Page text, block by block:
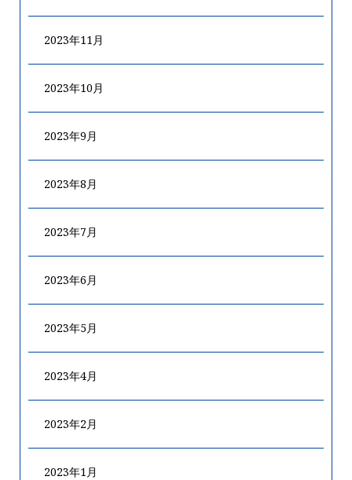
2023年11月
2023年10月
2023年9月
2023年8月
2023年7月
2023年6月
2023年5月
2023年4月
2023年2月
2023年1月